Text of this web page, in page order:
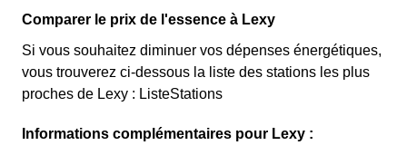
Comparer le prix de l'essence à Lexy
Si vous souhaitez diminuer vos dépenses énergétiques,
vous trouverez ci-dessous la liste des stations les plus
proches de Lexy : ListeStations
Informations complémentaires pour Lexy :